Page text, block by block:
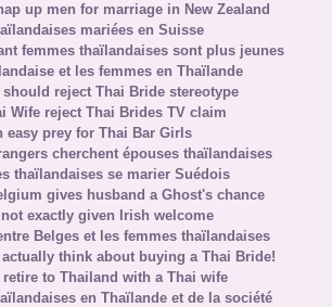
up men for marriage in New Zealand
mariées en Suisse
femmes thaïlandaises sont plus jeunes
et les femmes en Thaïlande
reject Thai Bride stereotype
Wife reject Thai Brides TV claim
easy prey for Thai Bar Girls
cherchent épouses thaïlandaises
thaïlandaises se marier Suédois
gives husband a Ghost's chance
exactly given Irish welcome
Belges et les femmes thaïlandaises
think about buying a Thai Bride!
to Thailand with a Thai wife
en Thaïlande et de la société